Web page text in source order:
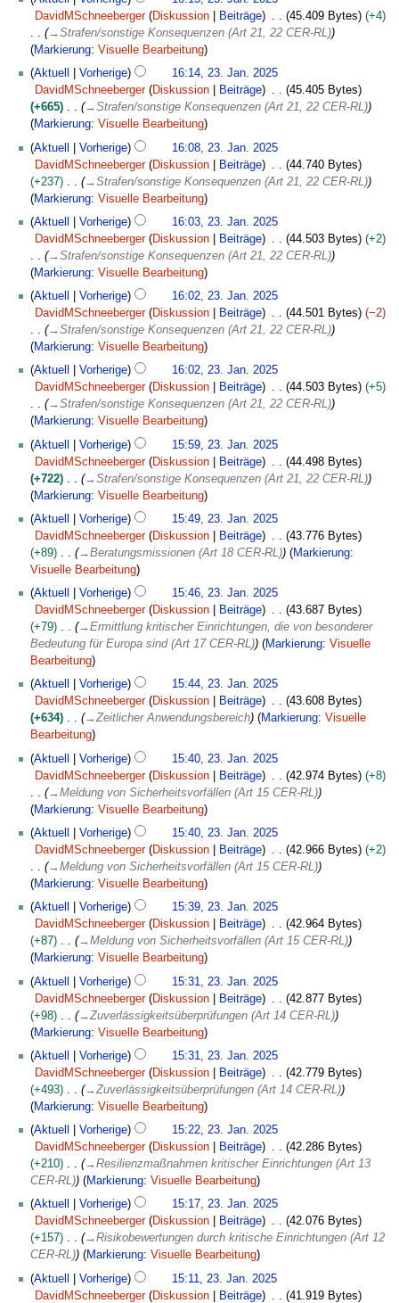
u
g
s
z
s
a
m
m
e
n
a
s
u
n
DavidMSchneeberger
Diskussion Beiträge 45.409 Bytes
+4
→Strafen/sonstige Konsequenzen (Art 21, 22 CER-RL)
Markierung: Visuelle Bearbeitung
Aktuell
Vorherige
16:14, 23. Jan. 2025
DavidMSchneeberger
Diskussion Beiträge
45.405 Bytes
+665
→Strafen/sonstige Konsequenzen (Art 21, 22 CER-RL)
Markierung: Visuelle Bearbeitung
Aktuell
Vorherige
16:08, 23. Jan. 2025
DavidMSchneeberger
Diskussion Beiträge
44.740 Bytes
+237
→Strafen/sonstige Konsequenzen (Art 21, 22 CER-RL)
Markierung: Visuelle Bearbeitung
Aktuell
Vorherige
16:03, 23. Jan. 2025
DavidMSchneeberger
Diskussion Beiträge 44.503 Bytes
+2
→Strafen/sonstige Konsequenzen (Art 21, 22 CER-RL)
Markierung: Visuelle Bearbeitung
Aktuell
Vorherige
16:02, 23. Jan. 2025
DavidMSchneeberger
Diskussion Beiträge 44.501 Bytes
−2
→Strafen/sonstige Konsequenzen (Art 21, 22 CER-RL)
Markierung: Visuelle Bearbeitung
Aktuell
Vorherige
16:02, 23. Jan. 2025
DavidMSchneeberger
Diskussion Beiträge 44.503 Bytes
+5
→Strafen/sonstige Konsequenzen (Art 21, 22 CER-RL)
Markierung: Visuelle Bearbeitung
Aktuell
Vorherige
15:59, 23. Jan. 2025
DavidMSchneeberger
Diskussion Beiträge
44.498 Bytes
+722
→Strafen/sonstige Konsequenzen (Art 21, 22 CER-RL)
Markierung: Visuelle Bearbeitung
Aktuell
Vorherige
15:49, 23. Jan. 2025
DavidMSchneeberger
Diskussion Beiträge
43.776 Bytes
+89
→Beratungsmissionen (Art 18 CER-RL) Markierung:
Visuelle Bearbeitung
Aktuell
Vorherige
15:46, 23. Jan. 2025
DavidMSchneeberger
Diskussion Beiträge
43.687 Bytes
+79
→Ermittlung kritischer Einrichtungen, die von besonderer
Bedeutung für Europa sind (Art 17 CER-RL)
Markierung: Visuelle
Bearbeitung
Aktuell
Vorherige
15:44, 23. Jan. 2025
DavidMSchneeberger
Diskussion Beiträge
43.608 Bytes
+634
→Zeitlicher Anwendungsbereich Markierung: Visuelle
Bearbeitung
Aktuell
Vorherige
15:40, 23. Jan. 2025
DavidMSchneeberger
Diskussion Beiträge 42.974 Bytes
+8
→Meldung von Sicherheitsvorfällen (Art 15 CER-RL)
Markierung: Visuelle Bearbeitung
Aktuell
Vorherige
15:40, 23. Jan. 2025
DavidMSchneeberger
Diskussion Beiträge 42.966 Bytes
+2
→Meldung von Sicherheitsvorfällen (Art 15 CER-RL)
Markierung: Visuelle Bearbeitung
Aktuell
Vorherige
15:39, 23. Jan. 2025
DavidMSchneeberger
Diskussion Beiträge
42.964 Bytes
+87
→Meldung von Sicherheitsvorfällen (Art 15 CER-RL)
Markierung: Visuelle Bearbeitung
Aktuell
Vorherige
15:31, 23. Jan. 2025
DavidMSchneeberger
Diskussion Beiträge
42.877 Bytes
+98
→Zuverlässigkeitsüberprüfungen (Art 14 CER-RL)
Markierung: Visuelle Bearbeitung
Aktuell
Vorherige
15:31, 23. Jan. 2025
DavidMSchneeberger
Diskussion Beiträge
42.779 Bytes
+493
→Zuverlässigkeitsüberprüfungen (Art 14 CER-RL)
Markierung: Visuelle Bearbeitung
Aktuell
Vorherige
15:22, 23. Jan. 2025
DavidMSchneeberger
Diskussion Beiträge
42.286 Bytes
+210
→Resilienzmaßnahmen kritischer Einrichtungen (Art 13
CER-RL)
Markierung: Visuelle Bearbeitung
Aktuell
Vorherige
15:17, 23. Jan. 2025
DavidMSchneeberger
Diskussion Beiträge
42.076 Bytes
+157
→Risikobewertungen durch kritische Einrichtungen (Art 12
CER-RL)
Markierung: Visuelle Bearbeitung
Aktuell
Vorherige
15:11, 23. Jan. 2025
DavidMSchneeberger
Diskussion Beiträge
41.919 Bytes